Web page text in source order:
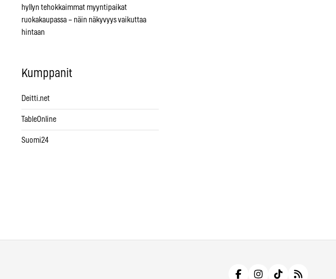
hyllyn tehokkaimmat myyntipaikat
ruokakaupassa – näin näkyvyys vaikuttaa
hintaan
Kumppanit
Deitti.net
TableOnline
Suomi24